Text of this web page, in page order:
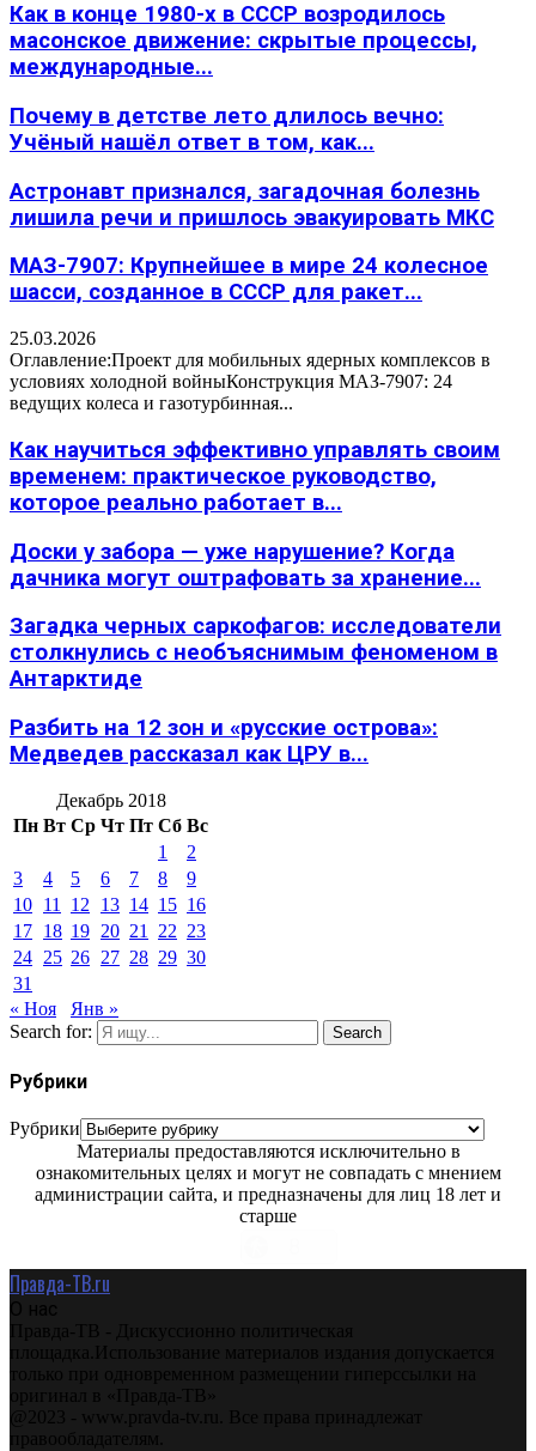
Как в конце 1980-х в СССР возродилось
масонское движение: скрытые процессы,
международные...
Почему в детстве лето длилось вечно:
Учёный нашёл ответ в том, как...
Астронавт признался, загадочная болезнь
лишила речи и пришлось эвакуировать МКС
МАЗ-7907: Крупнейшее в мире 24 колесное
шасси, созданное в СССР для ракет...
25.03.2026
Оглавление:Проект для мобильных ядерных комплексов в
условиях холодной войныКонструкция МАЗ-7907: 24
ведущих колеса и газотурбинная...
Как научиться эффективно управлять своим
временем: практическое руководство,
которое реально работает в...
Доски у забора — уже нарушение? Когда
дачника могут оштрафовать за хранение...
Загадка черных саркофагов: исследователи
столкнулись с необъяснимым феноменом в
Антарктиде
Разбить на 12 зон и «русские острова»:
Медведев рассказал как ЦРУ в...
Декабрь 2018
Пн Вт Ср Чт Пт Сб Вс
1
2
3
4 5 6 7 8
9
10 11 12 13 14 15 16
17 18 19 20 21 22 23
24 25 26 27 28 29 30
31
« Ноя
Янв »
Search for:
Search
Рубрики
Рубрики
Материалы предоставляются исключительно в
ознакомительных целях и могут не совпадать с мнением
администрации сайта, и предназначены для лиц 18 лет и
старше
Правда-ТВ.ru
О нас
Правда-ТВ - Дискуссионно политическая
площадка.Использование материалов издания допускается
только при одновременном размещении гиперссылки на
оригинал в «Правда-ТВ»
@2023 - www.pravda-tv.ru. Все права принадлежат
правообладателям.